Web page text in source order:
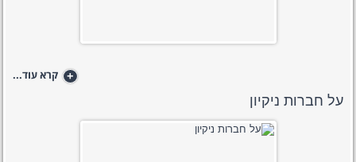
+ קרא עוד...
על חברות ניקיון